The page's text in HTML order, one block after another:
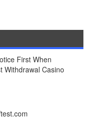
First When
Withdrawal Casino